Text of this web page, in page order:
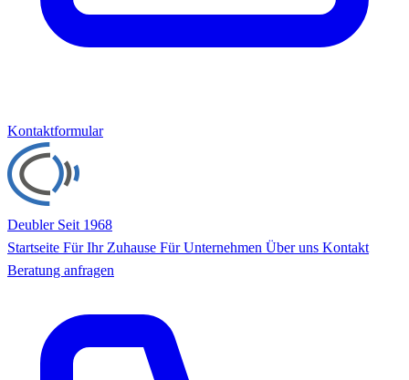
Kontaktformular
Deubler Seit 1968
Startseite Für Ihr Zuhause Für Unternehmen Über uns Kontakt
Beratung anfragen